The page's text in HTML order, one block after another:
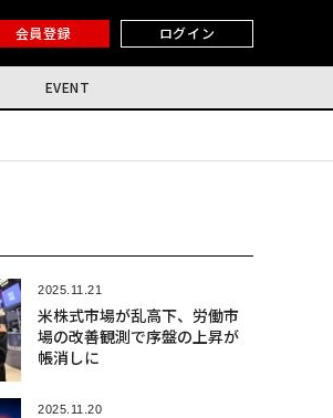
会員登録 ログイン
EVENT
2025.11.21
米株式市場が乱高下、労働市
場の改善観測で序盤の上昇が
帳消しに
2025.11.20